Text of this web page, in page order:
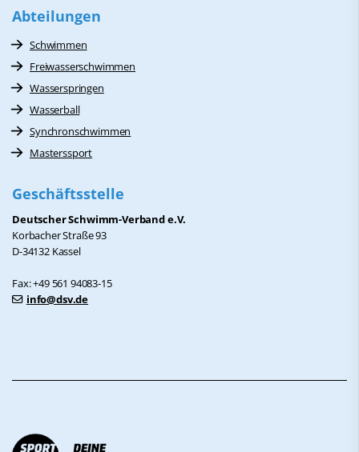
Abteilungen
Schwimmen
Freiwasserschwimmen
Wasserspringen
Wasserball
Synchronschwimmen
Masterssport
Geschäftsstelle
Deutscher Schwimm-Verband e.V.
Korbacher Straße 93
D-34132 Kassel
Fax: +49 561 94083-15
info@dsv.de